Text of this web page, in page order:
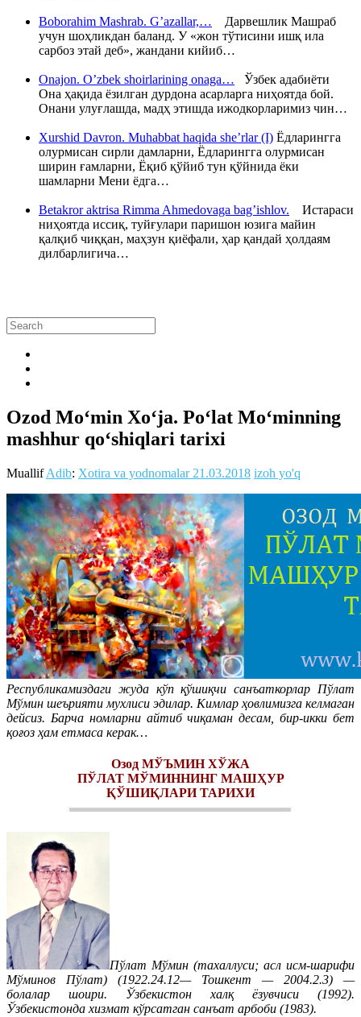
Boborahim Mashrab. G’azallar,… Дарвешлик Машраб
учун шоҳликдан баланд. У «жон тўтисини ишқ ила
сарбоз этай деб», жандани кийиб…
Onajon. O’zbek shoirlarining onaga… Ўзбек адабиёти
Она ҳақида ёзилган дурдона асарларга ниҳоятда бой.
Онани улуғлашда, мадҳ этишда ижодкорларимиз чин…
Xurshid Davron. Muhabbat haqida she’rlar (I) Ёдларингга
олурмисан сирли дамларни, Ёдларингга олурмисан
ширин ғамларни, Ёқиб қўйиб тун қўйнида ёки
шамларни Мени ёдга…
Betakror aktrisa Rimma Ahmedovaga bag’ishlov. Истараси
ниҳоятда иссиқ, туйғулари паришон юзига майин
қалқиб чиққан, маҳзун қиёфали, ҳар қандай ҳолдаям
дилбарлигича…
Ozod Mo‘min Xo‘ja. Po‘lat Mo‘minning
mashhur qo‘shiqlari tarixi
MuallifAdib: Xotira va yodnomalar 21.03.2018 izoh yo'q
Республикамиздаги жуда кўп қўшиқчи санъаткорлар Пўлат
Мўмин шеърияти мухлиси эдилар. Кимлар ҳовлимизга келмаган
дейсиз. Барча номларни айтиб чиқаман десам, бир-икки бет
қоғоз ҳам етмаса керак…
Озод МЎЪМИН ХЎЖА
ПЎЛАТ МЎМИННИНГ МАШҲУР
ҚЎШИҚЛАРИ ТАРИХИ
Пўлат Мўмин (тахаллуси; асл исм-шарифи
Мўминов Пўлат) (1922.24.12— Тошкент — 2004.2.3) —
болалар шоири. Ўзбекистон халқ ёзувчиси (1992).
Ўзбекистонда хизмат кўрсатган санъат арбоби (1983).